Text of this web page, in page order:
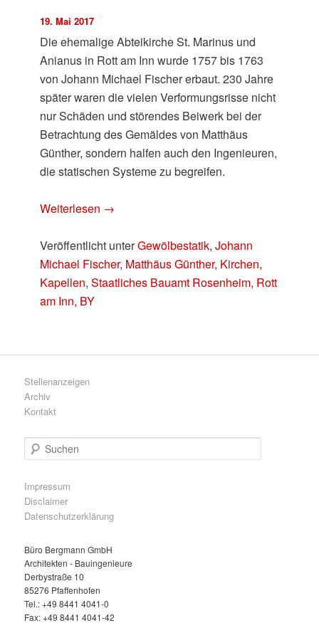
19. Mai 2017
Die ehemalige Abteikirche St. Marinus und
Anianus in Rott am Inn wurde 1757 bis 1763
von Johann Michael Fischer erbaut. 230 Jahre
später waren die vielen Verformungsrisse nicht
nur Schäden und störendes Beiwerk bei der
Betrachtung des Gemäldes von Matthäus
Günther, sondern halfen auch den Ingenieuren,
die statischen Systeme zu begreifen.
Weiterlesen →
Veröffentlicht unterGewölbestatik,Johann
Michael Fischer, Matthäus Günther, Kirchen,
Kapellen,Staatliches Bauamt Rosenheim, Rott
am Inn, BY
Stellenanzeigen
Archiv
Kontakt
u
h
e
n
Impressum
Disclaimer
Datenschutzerklärung
Büro Bergmann GmbH
Architekten - Bauingenieure
Derbystraße 10
85276 Pfaffenhofen
Tel.: +49 8441 4041-0
Fax: +49 8441 4041-42